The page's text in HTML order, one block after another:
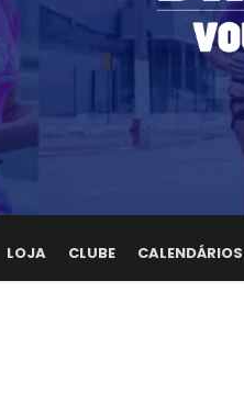
LOJA CLUBE CALENDÁRIOS